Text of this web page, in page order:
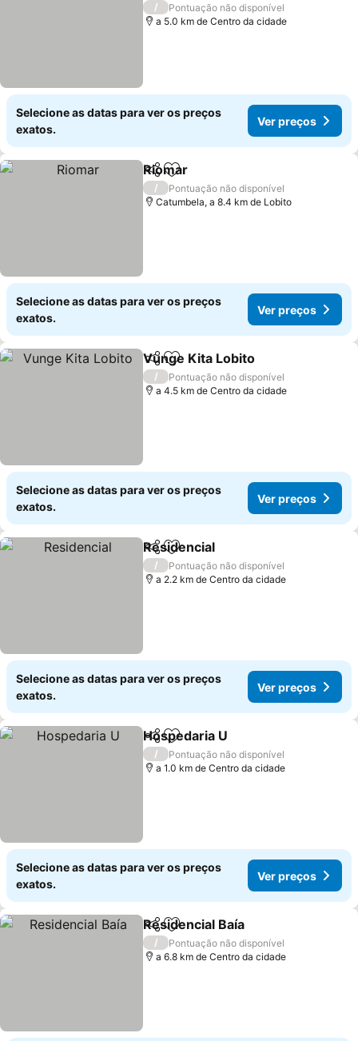
/
Pontuação não disponível
a 5.0 km de Centro da cidade
Selecione as datas para ver os preços
exatos.
Ver preços
PartilharAdicionar aos favoritos
Riomar
/
Pontuação não disponível
Catumbela, a 8.4 km de Lobito
Selecione as datas para ver os preços
exatos.
Ver preços
PartilharAdicionar aos favoritos
Vunge Kita Lobito
/
Pontuação não disponível
a 4.5 km de Centro da cidade
Selecione as datas para ver os preços
exatos.
Ver preços
PartilharAdicionar aos favoritos
Residencial
/
Pontuação não disponível
a 2.2 km de Centro da cidade
Selecione as datas para ver os preços
exatos.
Ver preços
PartilharAdicionar aos favoritos
Hospedaria U
/
Pontuação não disponível
a 1.0 km de Centro da cidade
Selecione as datas para ver os preços
exatos.
Ver preços
PartilharAdicionar aos favoritos
Residencial Baía
/
Pontuação não disponível
a 6.8 km de Centro da cidade